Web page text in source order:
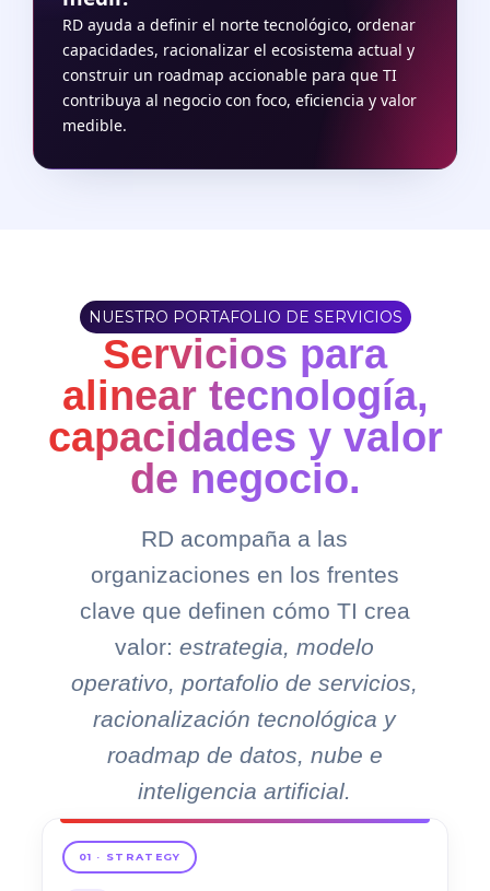
RD ayuda a definir el norte tecnológico, ordenar
capacidades, racionalizar el ecosistema actual y
construir un roadmap accionable para que TI
contribuya al negocio con foco, eficiencia y valor
medible.
NUESTRO PORTAFOLIO DE SERVICIOS
Servicios para
alinear tecnología,
capacidades y valor
de negocio.
RD acompaña a las
organizaciones en los frentes
clave que definen cómo TI crea
valor:estrategia, modelo
operativo, portafolio de servicios,
racionalización tecnológica y
roadmap de datos, nube e
inteligencia artificial.
01 · STRATEGY